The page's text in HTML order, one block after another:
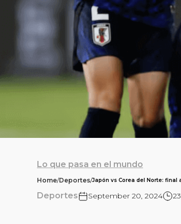
Lo que pasa en el mundo
Home/Deportes/Japón vs Corea del Norte:
Deportes September 20, 2024